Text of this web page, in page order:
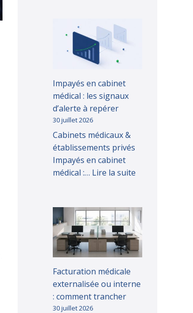
Impayés en cabinet
médical : les signaux
d’alerte à repérer
30 juillet 2026
Cabinets médicaux &
établissements privés
Impayés en cabinet
médical :… Lire la suite
Facturation médicale
externalisée ou interne
: comment trancher
30 juillet 2026